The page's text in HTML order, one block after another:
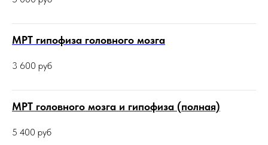
МРТ гипофиза головного мозга
3 600 руб
МРТ головного мозга и гипофиза (полная)
5 400 руб